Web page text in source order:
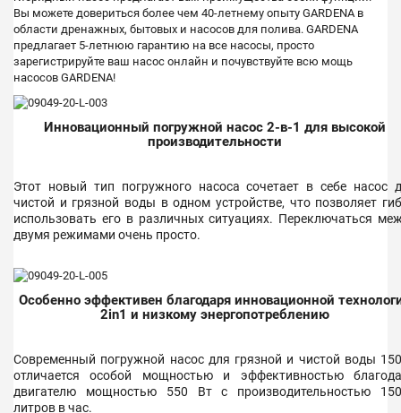
Вы можете довериться более чем 40-летнему опыту GARDENA в
области дренажных, бытовых и насосов для полива. GARDENA
предлагает 5-летнюю гарантию на все насосы, просто
зарегистрируйте ваш насос онлайн и почувствуйте всю мощь
насосов GARDENA!
Инновационный погружной насос 2-в-1 для высокой
производительности
Этот новый тип погружного насоса сочетает в себе насос
чистой и грязной воды в одном устройстве, что позволяет
использовать его в различных ситуациях. Переключаться
двумя режимами очень просто.
Особенно эффективен благодаря инновационной
2in1 и низкому энергопотреблению
Современный погружной насос для грязной и чистой воды
отличается особой мощностью и эффективностью
двигателю мощностью 550 Вт с производительностью
литров в час.